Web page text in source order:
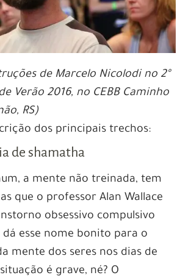
de Marcelo Nicolodi no 2º
Verão 2016, no CEBB Caminho
RS)
dos principais trechos:
de shamatha
a mente não treinada, tem
que o professor Alan Wallace
obsessivo compulsivo
dá esse nome bonito para o
mente dos seres nos dias de
é grave, né? O